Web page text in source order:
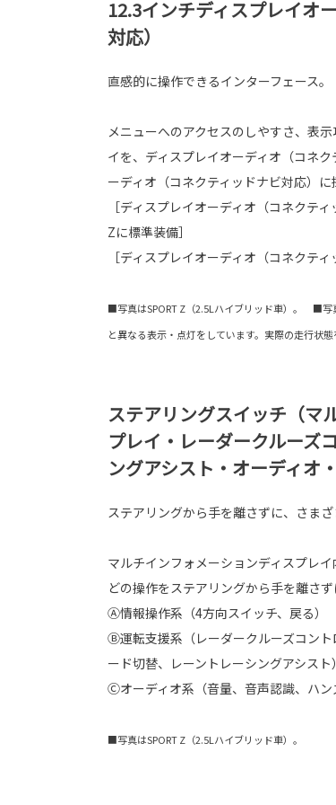
12.3インチディスプレイオ
対応）
直感的に操作できるインターフェース。
メニューへのアクセスのしやすさ、表
イを、ディスプレイオーディオ（コネ
ーディオ（コネクティッドナビ対応）に
［ディスプレイオーディオ（コネクテ
Zに標準装備］
［ディスプレイオーディオ（コネクテ
■写真はSPORT Z（2.5Lハイブリッド車）。 ■写
と異なる表示・点灯をしています。実際の走行状態
ステアリングスイッチ（マ
プレイ・レーダークルーズ
ングアシスト・オーディオ
ステアリングから手を離さずに、さまざ
マルチインフォメーションディスプレ
どの操作をステアリングから手を離さ
Ⓐ情報操作系（4方向スイッチ、戻る）
Ⓑ運転支援系（レーダークルーズコン
ード切替、レーントレーシングアシスト）
Ⓒオーディオ系（音量、音声認識、ハン
■写真はSPORT Z（2.5Lハイブリッド車）。